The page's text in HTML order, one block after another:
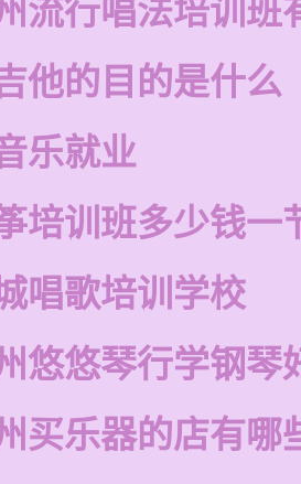
流行唱法培训班
他的目的是什么
乐就业
培训班多少钱一
唱歌培训学校
悠悠琴行学钢琴
买乐器的店有哪